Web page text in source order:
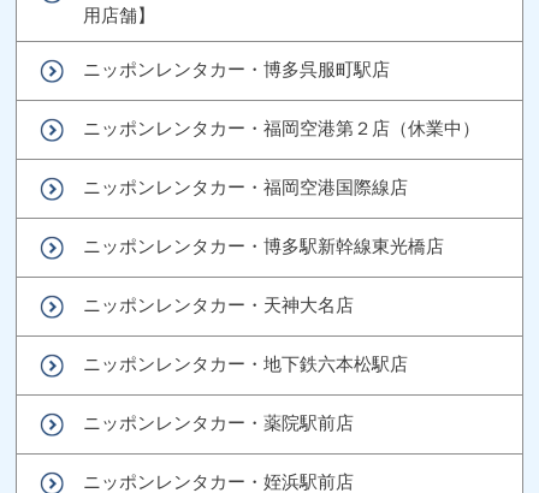
用店舗】
ニッポンレンタカー・博多呉服町駅店
ニッポンレンタカー・福岡空港第２店（休業中）
ニッポンレンタカー・福岡空港国際線店
ニッポンレンタカー・博多駅新幹線東光橋店
ニッポンレンタカー・天神大名店
ニッポンレンタカー・地下鉄六本松駅店
ニッポンレンタカー・薬院駅前店
ニッポンレンタカー・姪浜駅前店